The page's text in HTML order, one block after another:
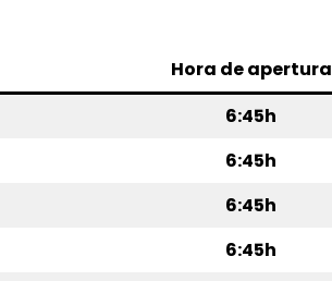
Hora de apertura
6:45h
6:45h
6:45h
6:45h